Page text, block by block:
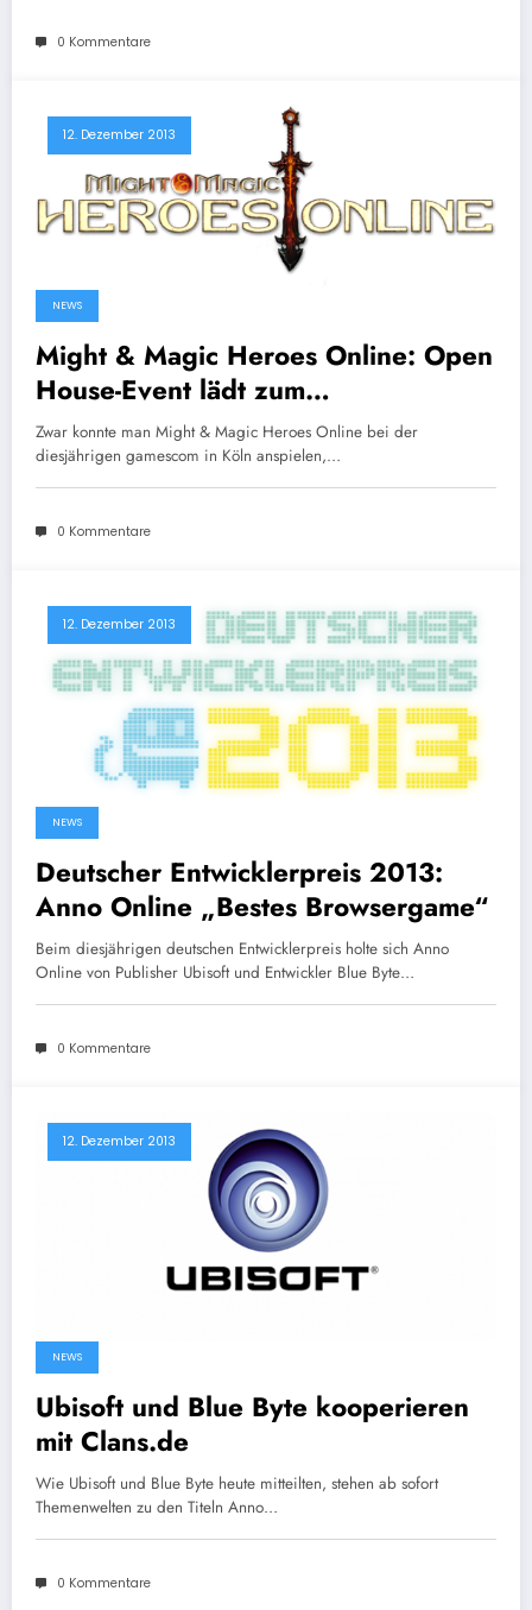
0 Kommentare
12. Dezember 2013
NEWS
Might & Magic Heroes Online: Open
House-Event lädt zum
Hereinschnuppern ein
Zwar konnte man Might & Magic Heroes Online bei der
diesjährigen gamescom in Köln anspielen,…
0 Kommentare
12. Dezember 2013
NEWS
Deutscher Entwicklerpreis 2013:
Anno Online „Bestes Browsergame“
Beim diesjährigen deutschen Entwicklerpreis holte sich Anno
Online von Publisher Ubisoft und Entwickler Blue Byte…
0 Kommentare
12. Dezember 2013
NEWS
Ubisoft und Blue Byte kooperieren
mit Clans.de
Wie Ubisoft und Blue Byte heute mitteilten, stehen ab sofort
Themenwelten zu den Titeln Anno…
0 Kommentare